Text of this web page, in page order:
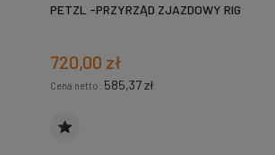
PETZL -PRZYRZĄD ZJAZDOWY RIG
720,00 zł
Cena netto: 585,37 zł